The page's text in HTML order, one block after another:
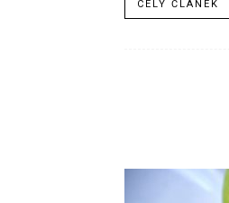
CELÝ ČLÁNEK